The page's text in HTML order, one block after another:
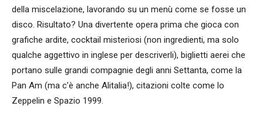
della miscelazione, lavorando su un menù come se fosse un
disco. Risultato? Una divertente opera prima che gioca con
grafiche ardite, cocktail misteriosi (non ingredienti, ma solo
qualche aggettivo in inglese per descriverli), biglietti aerei che
portano sulle grandi compagnie degli anni Settanta, come la
Pan Am (ma c’è anche Alitalia!), citazioni colte come lo
Zeppelin e Spazio 1999.